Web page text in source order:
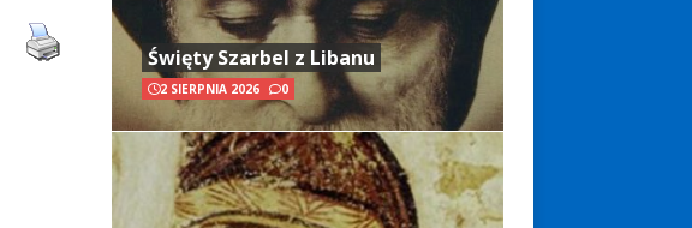
Święty Szarbel z Libanu
2 SIERPNIA 2026 0